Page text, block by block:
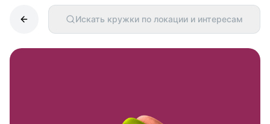
Искать кружки по локации и интересам